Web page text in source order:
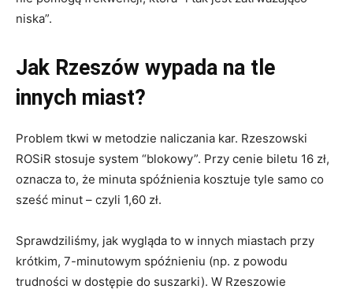
niska”.
Jak Rzeszów wypada na tle
innych miast?
Problem tkwi w metodzie naliczania kar. Rzeszowski
ROSiR stosuje system “blokowy”. Przy cenie biletu 16 zł,
oznacza to, że minuta spóźnienia kosztuje tyle samo co
sześć minut – czyli 1,60 zł.
Sprawdziliśmy, jak wygląda to w innych miastach przy
krótkim, 7-minutowym spóźnieniu (np. z powodu
trudności w dostępie do suszarki). W Rzeszowie